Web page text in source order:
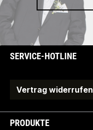
SERVICE-HOTLINE
Vertrag widerrufen
PRODUKTE